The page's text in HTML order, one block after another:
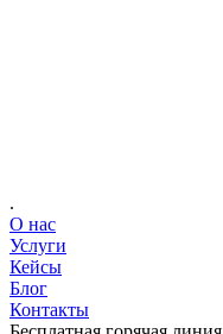
.
О нас
Услуги
Кейсы
Блог
Контакты